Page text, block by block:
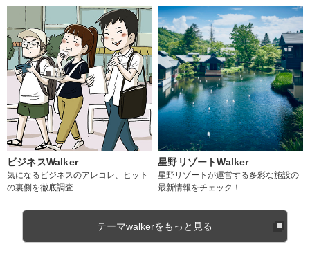
ビジネスWalker
気になるビジネスのアレコレ、ヒット
の裏側を徹底調査
星野リゾートWalker
星野リゾートが運営する多彩な施設の
最新情報をチェック！
テーマwalkerをもっと見る